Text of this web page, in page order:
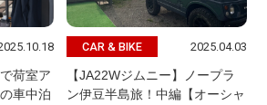
荷室ア
車中泊
CAR & BIKE 2025.04.03
【JA22Wジムニー】ノープラ
ン伊豆半島旅！中編【オーシャ